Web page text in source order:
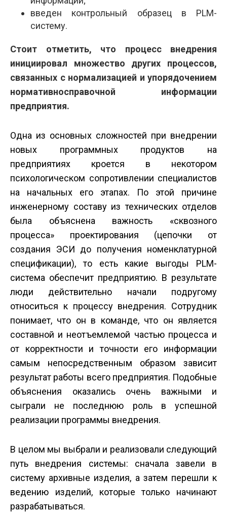
введен контрольный образец в PLM­
систему.
Стоит отметить, что процесс внедрения
инициировал множество других процессов,
связанных с нормализацией и упорядочением
нормативно­справочной информации
предприятия.
Одна из основных сложностей при внедрении
новых программных продуктов на
предприятиях кроется в некотором
психологическом сопротивлении специалистов
на начальных его этапах. По этой причине
инженерному составу из технических отделов
была объяснена важность «сквозного
процесса» проектирования (цепочки от
создания ЭСИ до получения номенклатурной
спецификации), то есть какие выгоды PLM­
система обеспечит предприятию. В результате
люди действительно начали по­другому
относиться к процессу внедрения. Сотрудник
понимает, что он в команде, что он является
составной и неотъемлемой частью процесса и
от корректности и точности его информации
самым непосредственным образом зависит
результат работы всего предприятия. Подобные
объяснения оказались очень важными и
сыграли не последнюю роль в успешной
реализации программы внедрения.
В целом мы выбрали и реализовали следующий
путь внедрения системы: сначала завели в
систему архивные изделия, а затем перешли к
ведению изделий, которые только начинают
разрабатываться.